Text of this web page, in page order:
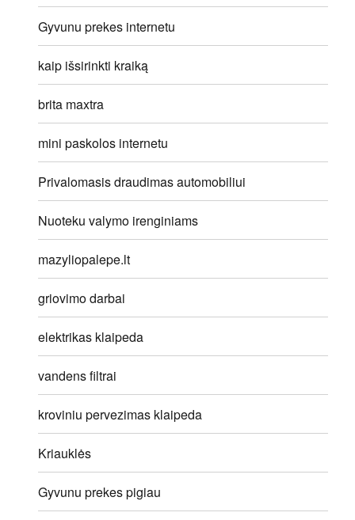
Gyvunu prekes internetu
kaip išsirinkti kraiką
brita maxtra
mini paskolos internetu
Privalomasis draudimas automobiliui
Nuoteku valymo irenginiams
mazyliopalepe.lt
griovimo darbai
elektrikas klaipeda
vandens filtrai
kroviniu pervezimas klaipeda
Kriauklės
Gyvunu prekes pigiau